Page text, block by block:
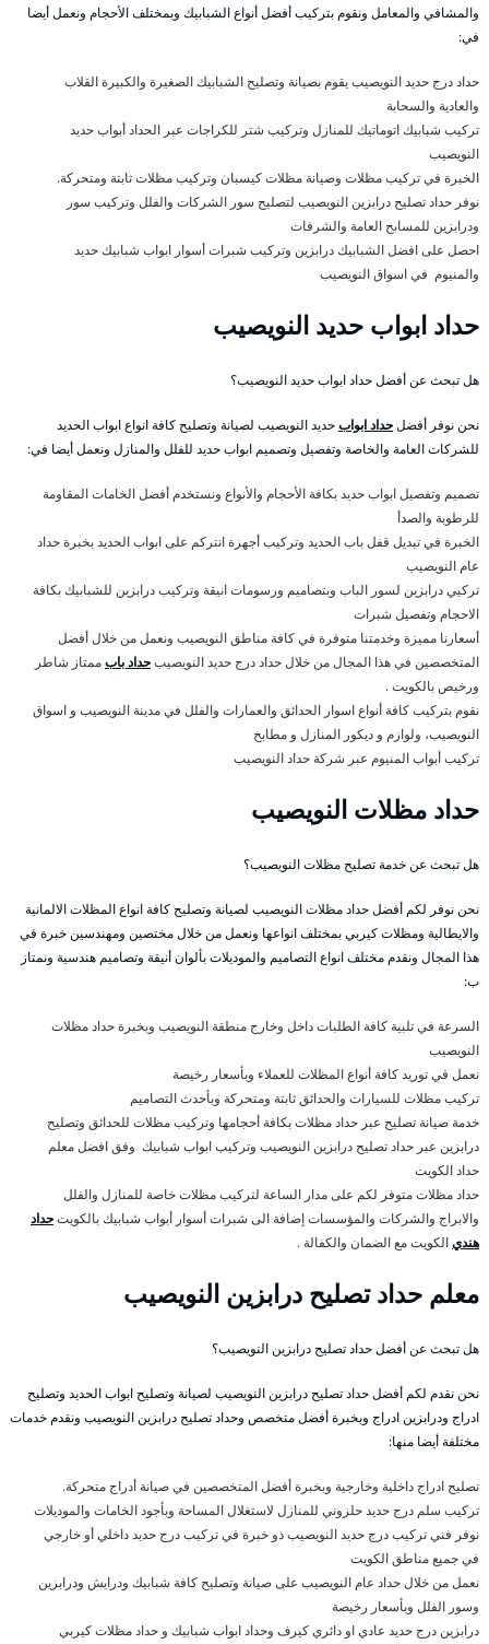
والمشافي والمعامل ونقوم بتركيب أفضل أنواع الشبابيك وبمختلف الأحجام ونعمل أيضا
في:
حداد درج حديد النويصيب يقوم بصيانة وتصليح الشبابيك الصغيرة والكبيرة القلاب
والعادية والسحابة
تركيب شبابيك اتوماتيك للمنازل وتركيب شتر للكراجات عبر الحداد أبواب حديد
النويصيب
الخبرة في تركيب مظلات وصيانة مظلات كيسبان وتركيب مظلات ثابتة ومتحركة.
نوفر حداد تصليح درابزين النويصيب لتصليح سور الشركات والفلل وتركيب سور
ودرابزين للمسابح العامة والشرفات
احصل على افضل الشبابيك درابزين وتركيب شبرات أسوار ابواب شبابيك حديد
والمنيوم في اسواق النويصيب
حداد ابواب حديد النويصيب
هل تبحث عن أفضل حداد ابواب حديد النويصيب؟
نحن نوفر أفضلحداد ابوابحديد النويصيب لصيانة وتصليح كافة انواع ابواب الحديد
للشركات العامة والخاصة وتفصيل وتصميم ابواب حديد للفلل والمنازل ونعمل أيضا في:
تصميم وتفصيل ابواب حديد بكافة الأحجام والأنواع ونستخدم أفضل الخامات المقاومة
للرطوبة والصدأ
الخبرة في تبديل قفل باب الحديد وتركيب أجهزة انتركم على ابواب الحديد بخبرة حداد
عام النويصيب
تركيي درابزين لسور الباب وبتصاميم ورسومات انيقة وتركيب درابزين للشبابيك بكافة
الاحجام وتفصيل شبرات
أسعارنا مميزة وخدمتنا متوفرة في كافة مناطق النويصيب ونعمل من خلال أفضل
المتخصصين في هذا المجال من خلال حداد درج حديد النويصيبحداد بابممتاز شاطر
ورخيص بالكويت .
نقوم بتركيب كافة أنواع اسوار الحدائق والعمارات والفلل في مدينة النويصيب و اسواق
النويصيب، ولوازم و ديكور المنازل و مطابخ
تركيب أبواب المنيوم عبر شركة حداد النويصيب
حداد مظلات النويصيب
هل تبحث عن خدمة تصليح مظلات النويصيب؟
نحن نوفر لكم أفضل حداد مظلات النويصيب لصيانة وتصليح كافة انواع المظلات الالمانية
والايطالية ومظلات كيربي بمختلف انواعها ونعمل من خلال مختصين ومهندسين خبرة في
هذا المجال ونقدم مختلف انواع التصاميم والموديلات بألوان أنيقة وتصاميم هندسية ونمتاز
ب:
السرعة في تلبية كافة الطلبات داخل وخارج منطقة النويصيب وبخبرة حداد مظلات
النويصيب
نعمل في توريد كافة أنواع المظلات للعملاء وبأسعار رخيصة
تركيب مظلات للسيارات والحدائق ثابتة ومتحركة وبأحدث التصاميم
خدمة صيانة تصليح عبر حداد مظلات بكافة أحجامها وتركيب مظلات للحدائق وتصليح
درابزين عبر حداد تصليح درابزين النويصيب وتركيب ابواب شبابيك وفق افضل معلم
حداد الكويت
حداد مظلات متوفر لكم على مدار الساعة لتركيب مظلات خاصة للمنازل والفلل
والابراج والشركات والمؤسسات إضافة الى شبرات أسوار أبواب شبابيك بالكويتحداد
هنديالكويت مع الضمان والكفالة .
معلم حداد تصليح درابزين النويصيب
هل تبحث عن أفضل حداد تصليح درابزين النويصيب؟
نحن نقدم لكم أفضل حداد تصليح درابزين النويصيب لصيانة وتصليح ابواب الحديد وتصليح
ادراج ودرابزين ادراج وبخبرة أفضل متخصص وحداد تصليح درابزين النويصيب ونقدم خدمات
مختلفة أيضا منها:
تصليح ادراج داخلية وخارجية وبخبرة أفضل المتخصصين في صيانة أدراج متحركة.
تركيب سلم درج حديد حلزوني للمنازل لاستغلال المساحة وبأجود الخامات والموديلات
نوفر فني تركيب درج حديد النويصيب ذو خبرة في تركيب درج حديد داخلي أو خارجي
في جميع مناطق الكويت
نعمل من خلال حداد عام النويصيب على صيانة وتصليح كافة شبابيك ودرايش ودرابزين
وسور الفلل وبأسعار رخيصة
درابزين درج حديد عادي او دائري كيرف وحداد ابواب شبابيك و حداد مظلات كيربي